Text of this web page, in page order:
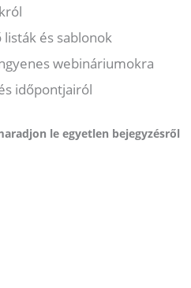
és sablonok
webináriumokra
időpontjairól
le egyetlen bejegyzésről